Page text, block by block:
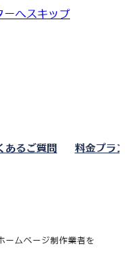
ーへスキップ
あるご質問 料金プラ
ームページ制作業者を